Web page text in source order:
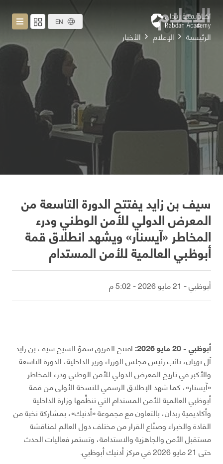
EN الإعلام
الرئيسية الإعلام الأخبار
سيف بن زايد يفتتح الدورة التاسعة من
المعرض الدولي للأمن الوطني ودرء
المخاطر «آيسنار» ويشهد انطلاق قمة
أبوظبي العالمية للأمن المستدام
أبوظبي - 21 مايو 2026 - 5:02 م
أبوظبي - 20 مايو 2026:
افتتح الفريق سموّ الشيخ سيف بن زايد
آل نهيان، نائب رئيس مجلس الوزراء وزير الداخلية، الدورة التاسعة
والأكبر في تاريخ المعرض الدولي للأمن الوطني ودرء المخاطر
«آيسنار»، كما شهد الإطلاق الرسمي للنسخة الأولى من قمة
أبوظبي العالمية للأمن المستدام التي تنظِّمها وزارة الداخلية
وأكاديمية ربدان، بالتعاون مع مجموعة «أدنيك»، بمشاركة نخبة من
القادة والخبراء وصنّاع القرار من مختلف دول العالم لمناقشة
مستقبل الأمن والجاهزية والاستدامة، وتستمر فعاليات الحدث
حتى 21 مايو 2026 في مركز أدنيك أبوظبي.